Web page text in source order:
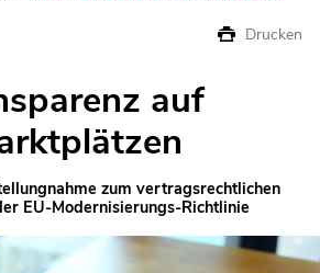
Drucken
auf
zum vertragsrechtlichen
EU-Modernisierungs-Richtlinie